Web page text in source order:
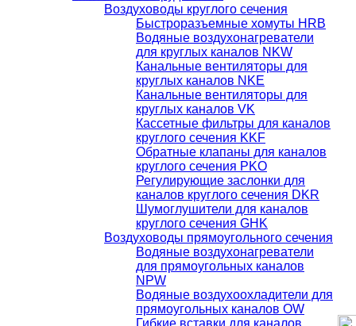
Воздуховоды круглого сечения
Быстроразъемные хомуты HRB
Водяные воздухонагреватели
для круглых каналов NKW
Канальные вентиляторы для
круглых каналов NKE
Канальные вентиляторы для
круглых каналов VK
Кассетные фильтры для каналов
круглого сечения KKF
Обратные клапаны для каналов
круглого сечения PKO
Регулирующие заслонки для
каналов круглого сечения DKR
Шумоглушители для каналов
круглого сечения GHK
Воздуховоды прямоугольного сечения
Водяные воздухонагреватели
для прямоугольных каналов
NPW
Водяные воздухоохладители для
прямоугольных каналов OW
Гибкие вставки для каналов